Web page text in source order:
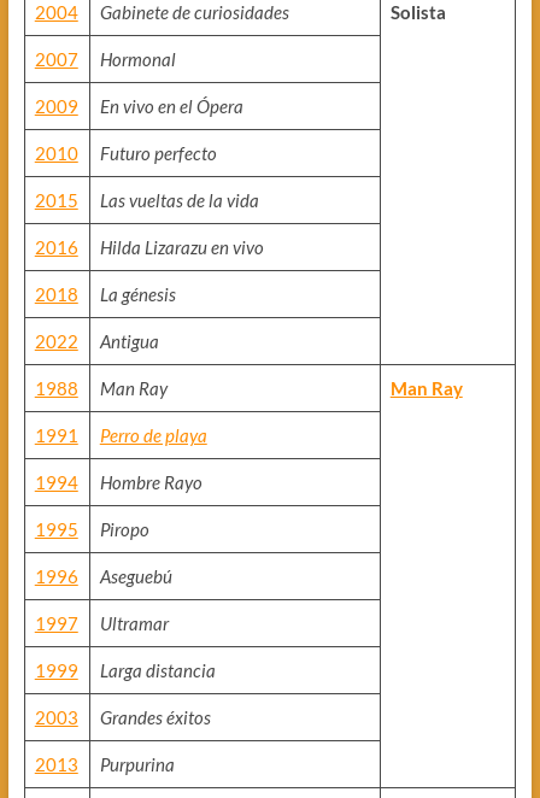
2004 Gabinete de curiosidades Solista
2007 Hormonal
2009 En vivo en el Ópera
2010 Futuro perfecto
2015 Las vueltas de la vida
2016 Hilda Lizarazu en vivo
2018 La génesis
2022 Antigua
1988 Man Ray Man Ray
1991 Perro de playa
1994 Hombre Rayo
1995 Piropo
1996 Aseguebú
1997 Ultramar
1999 Larga distancia
2003 Grandes éxitos
2013 Purpurina